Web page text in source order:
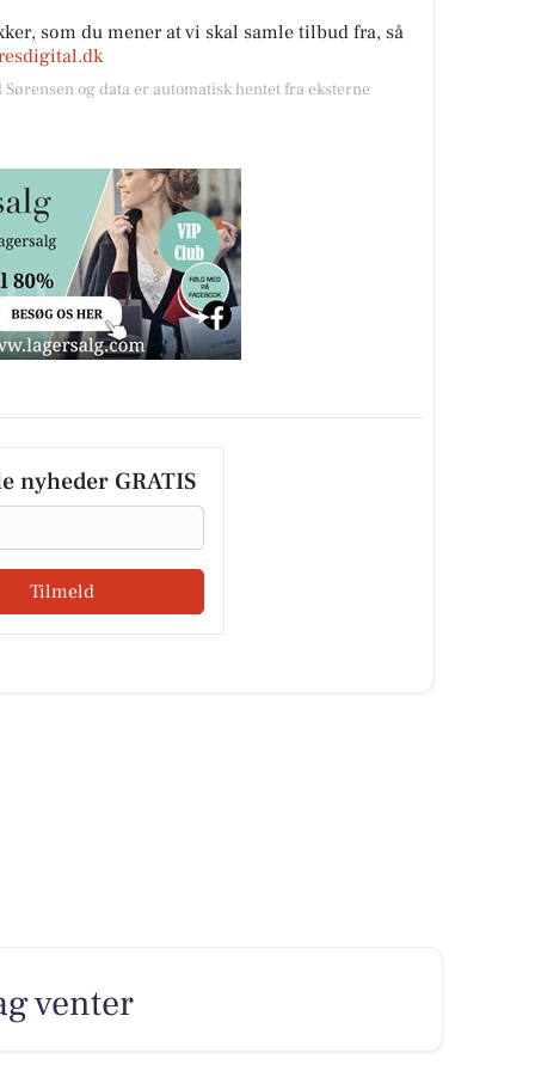
som du mener at vi skal samle tilbud fra, så
og data er automatisk hentet fra eksterne
nyheder GRATIS
Tilmeld
venter